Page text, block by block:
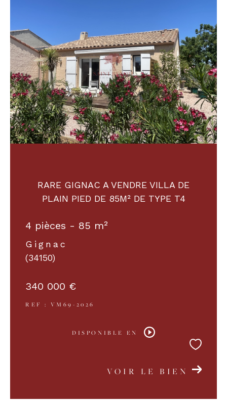
RARE GIGNAC A VENDRE VILLA DE
PLAIN PIED DE 85M² DE TYPE T4
4 pièces - 85 m²
Gignac
(34150)
340 000 €
REF : VM69-2026
DISPONIBLE EN
VOIR LE BIEN
Pièces
Pièces
Référence
AFFINER LES CRITÈRES
RECHERCHER